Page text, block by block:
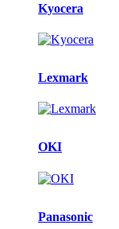
Kyocera
Lexmark
OKI
Panasonic